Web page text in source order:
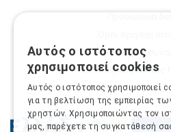
Όροι Χρήσης
Ασφάλεια
Πολιτική
Αυτός ο ιστότοπος
χρησιμοποιεί cookies
Αυτός ο ιστότοπος χρησιμοποιεί
για τη βελτίωση της εμπειρίας
χρηστών. Χρησιμοποιώντας τον
μας, παρέχετε τη συγκατάθεσή